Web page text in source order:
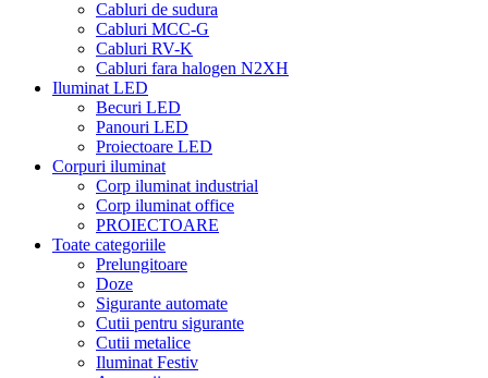
Cabluri de sudura
Cabluri MCC-G
Cabluri RV-K
Cabluri fara halogen N2XH
Iluminat LED
Becuri LED
Panouri LED
Proiectoare LED
Corpuri iluminat
Corp iluminat industrial
Corp iluminat office
PROIECTOARE
Toate categoriile
Prelungitoare
Doze
Sigurante automate
Cutii pentru sigurante
Cutii metalice
Iluminat Festiv